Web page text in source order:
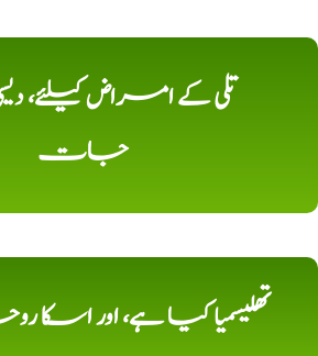
تلی کے امراض کیلئے،
جات
تھلیسمیا کیا ہے، اور اسکا